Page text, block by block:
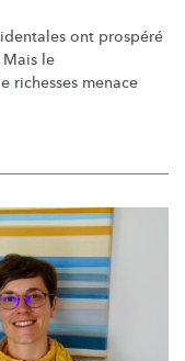
ont prospéré
Mais le
richesses menace